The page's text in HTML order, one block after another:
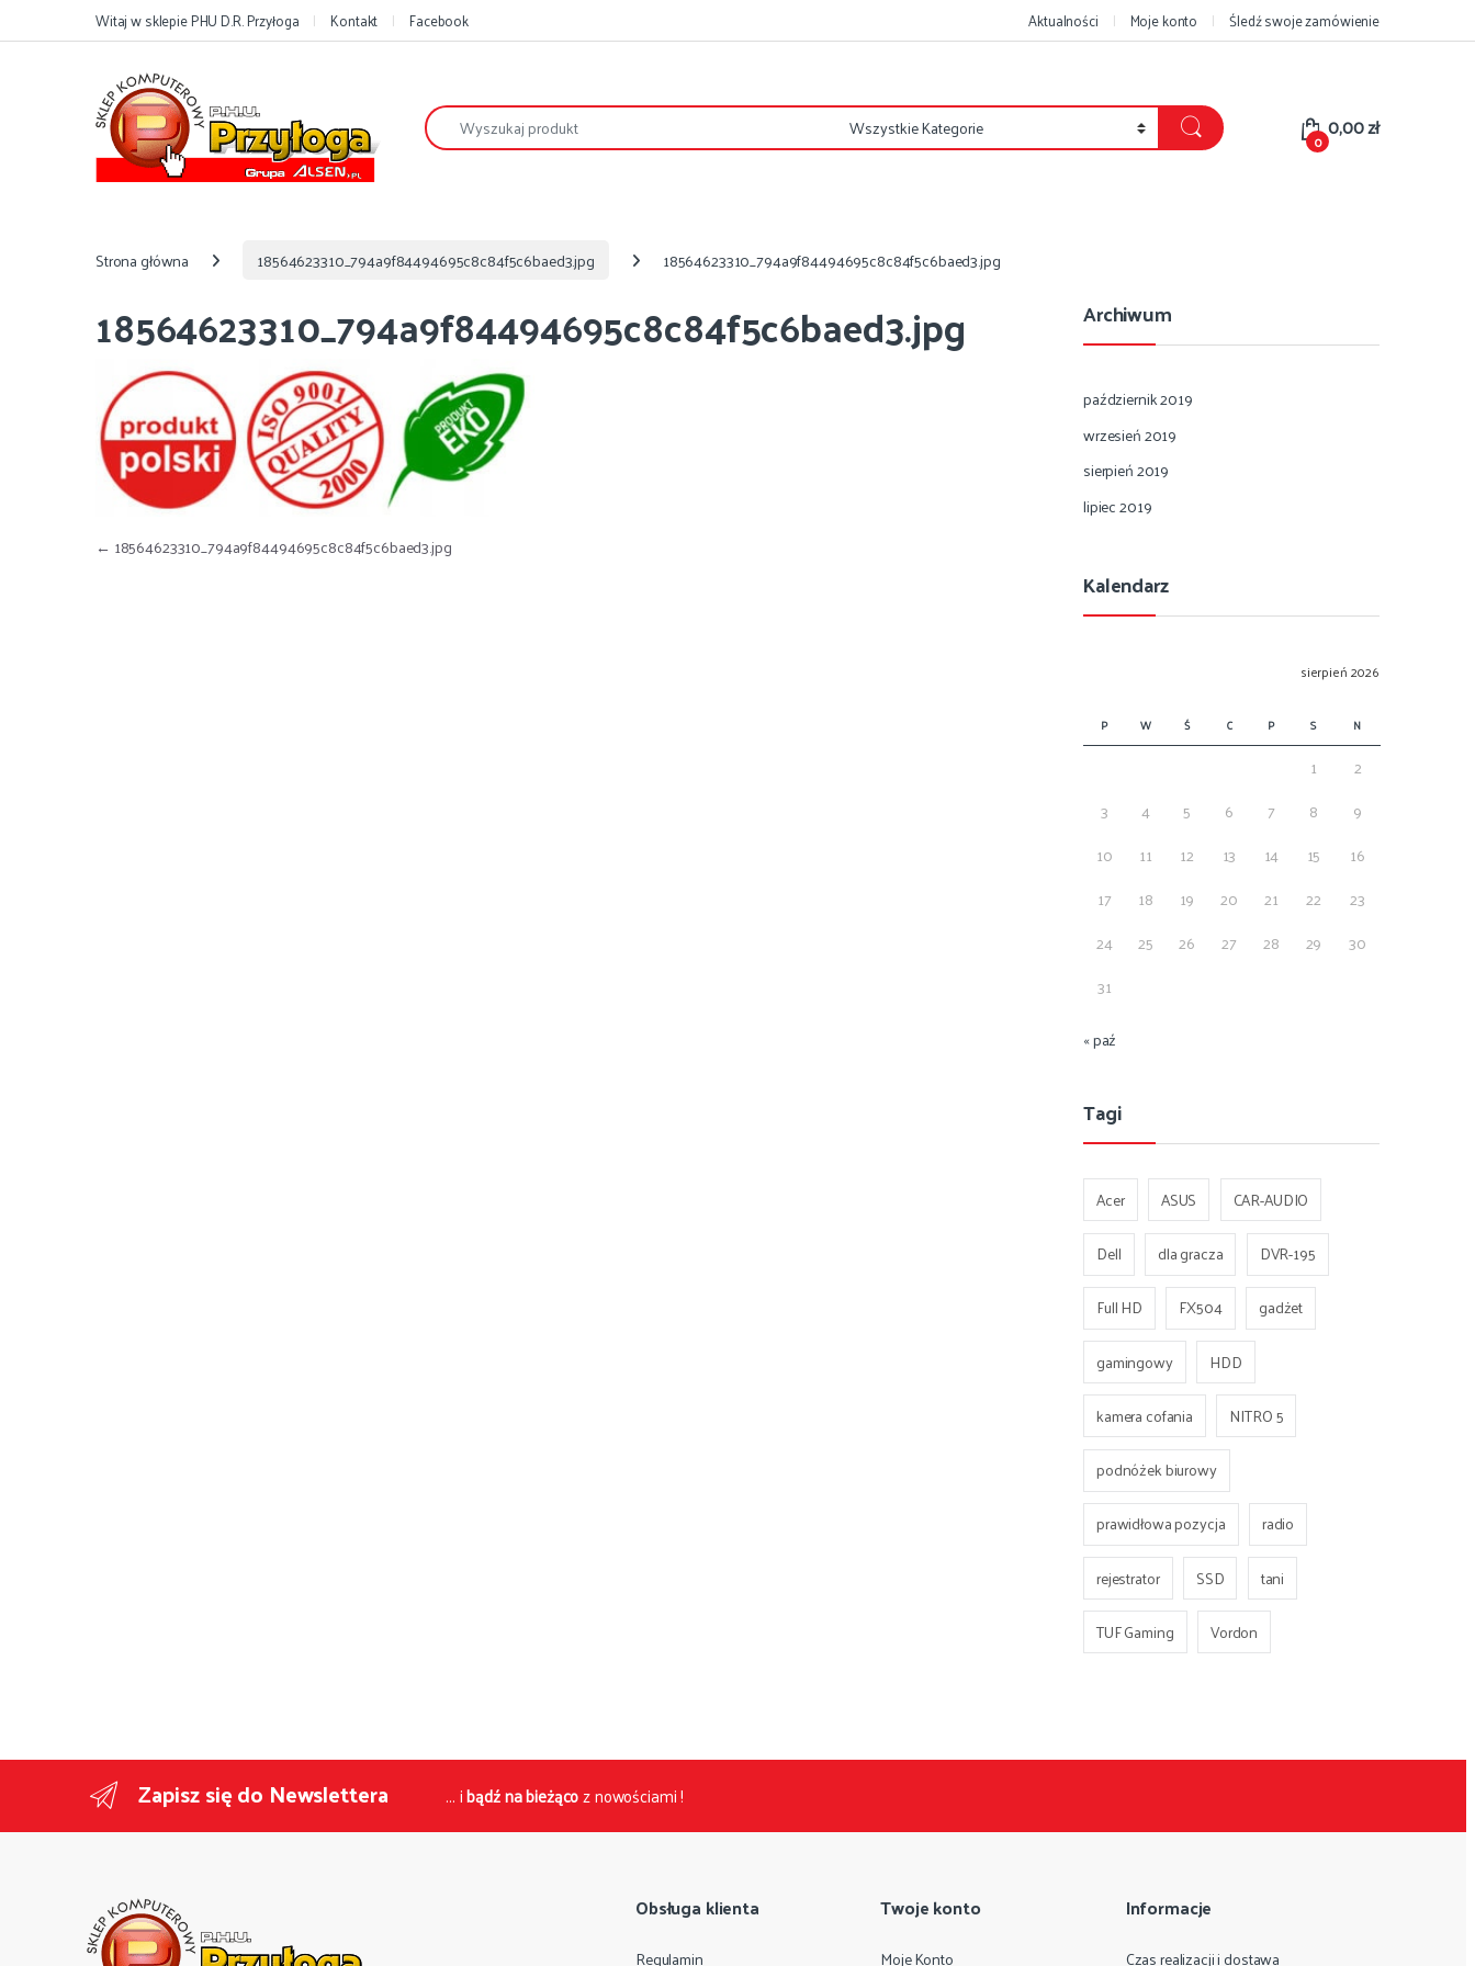
Przejdź do nawigacji
Przejdź do treściWitaj w sklepie PHU D.R. Przyłoga Kontakt Facebook Aktualności Moje konto Śledź swoje zamówienie
Szukaj:
0 0,00zł
Strona główna 18564623310_794a9f84494695c8c84f5c6baed3.jpg 18564623310_794a9f84494695c8c84f5c6baed3.jpg
18564623310_794a9f84494695c8c84f5c6baed3.jpg
Nawigacja wpisu
← 18564623310_794a9f84494695c8c84f5c6baed3.jpg
Archiwum
październik 2019
wrzesień 2019
sierpień 2019
lipiec 2019
Kalendarz
sierpień 2026
P W Ś C P S N
1
2
3
4 5 6 7 8
9
10
11 12 13 14 15
16
17
18 19 20 21 22
23
24
25 26 27 28 29
30
31
« paź
Tagi
Acer ASUS
CAR-AUDIO
Dell
dla gracza
DVR-195
Full HD
FX504
gadżet
gamingowy
HDD
kamera cofania
NITRO 5
podnóżek biurowy
prawidłowa pozycja
radio
rejestrator
SSD
tani
TUF Gaming
Vordon
Zapisz się do Newslettera ... ibądź na bieżącoz nowościami !
Obsługa klienta
Regulamin
Twoje konto
Moje Konto
Informacje
Czas realizacji i dostawa